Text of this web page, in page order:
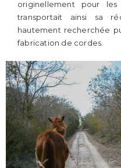
originellement pour
transportait ainsi sa
hautement recherchée
fabrication de cordes.